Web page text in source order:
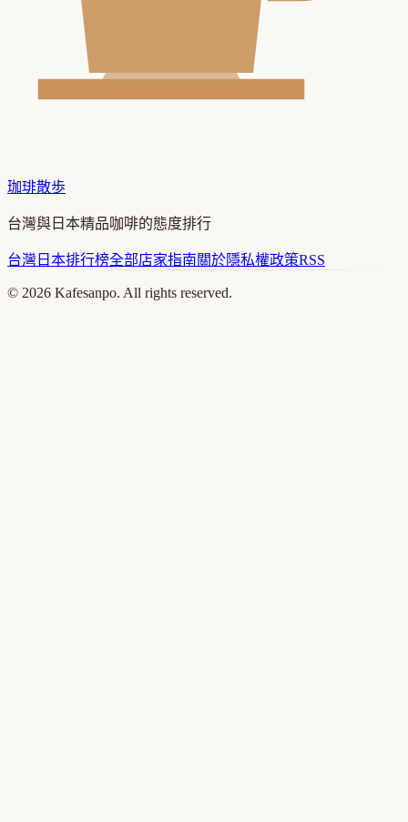
珈琲散歩
台灣與日本精品咖啡的態度排行
台灣 日本排行榜全部店家指南關於隱私權政策RSS
© 2026 Kafesanpo. All rights reserved.